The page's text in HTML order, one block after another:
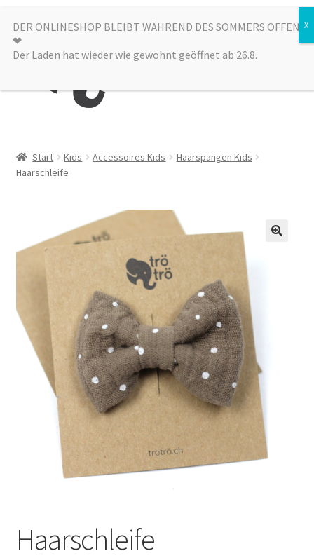
Zur
Navigation
springen
Zum
Inhalt
springen
Menü
Alle Produkte
Laden
Start Kids Accessoires Kids
Haarspangen Kids
Haarschleife
Haarschleife
DER ONLINESHOP BLEIBT WÄHREND DES SOMMERS OFFEN
❤︎
Der Laden hat wieder wie gewohnt geöffnet ab 26.8.